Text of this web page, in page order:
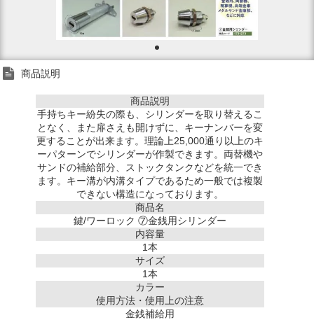
商品説明
商品説明
手持ちキー紛失の際も、シリンダーを取り替えるこ
となく、また扉さえも開けずに、キーナンバーを変
更することが出来ます。理論上25,000通り以上のキ
ーパターンでシリンダーが作製できます。両替機や
サンドの補給部分、ストックタンクなどを統一でき
ます。キー溝が内溝タイプであるため一般では複製
できない構造になっております。
商品名
鍵/ワーロック ⑦金銭用シリンダー
内容量
1本
サイズ
1本
カラー
使用方法・使用上の注意
金銭補給用